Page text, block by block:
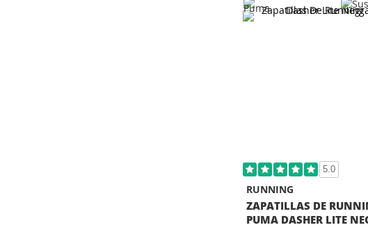
5.0
RUNNING
ZAPATILLAS DE
PUMA DASHER LITE